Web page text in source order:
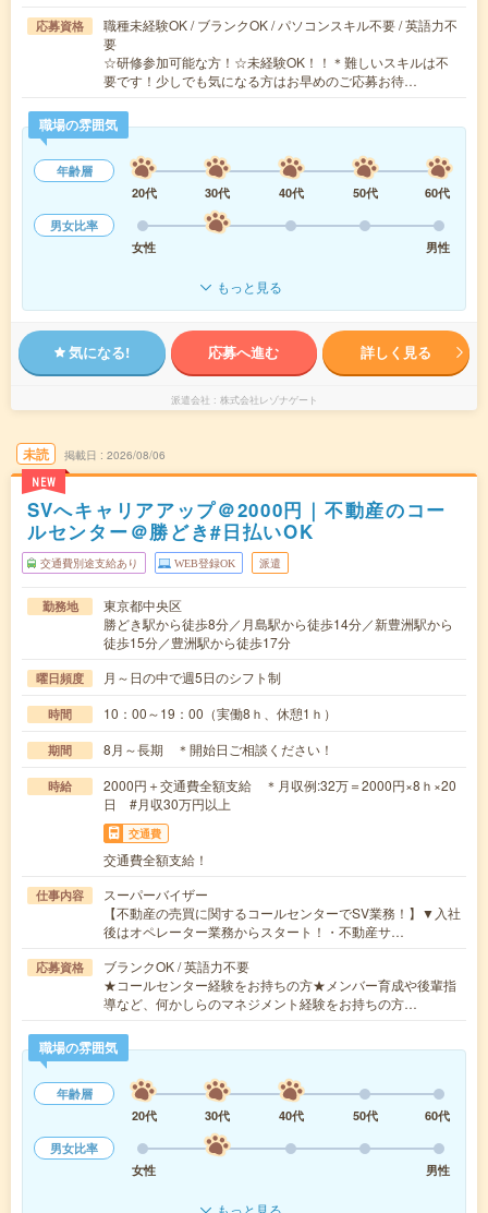
応募資格
職種未経験OK / ブランクOK / パソコンスキル不要 / 英語力不
要
☆研修参加可能な方！☆未経験OK！！＊難しいスキルは不
要です！少しでも気になる方はお早めのご応募お待…
職場の雰囲気
年齢層
20代
30代 40代 50代
60代
男女比率
女性
男性
もっと見る
気になる! 応募へ進む 詳しく見る
派遣会社 株式会社レゾナゲート
未読
NEW
掲載日 2026/08/06
SVへキャリアアップ＠2000円｜不動産のコー
ルセンター＠勝どき#日払いOK
交通費別途支給あり WEB登録OK 派遣
勤務地
東京都中央区
勝どき駅から徒歩8分／月島駅から徒歩14分／新豊洲駅から
徒歩15分／豊洲駅から徒歩17分
曜日頻度 月～日の中で週5日のシフト制
時間 10：00～19：00（実働8ｈ、休憩1ｈ）
期間 8月～長期 ＊開始日ご相談ください！
時給
2000円＋交通費全額支給 ＊月収例:32万＝2000円×8ｈ×20
日 #月収30万円以上
交通費
交通費全額支給！
仕事内容
スーパーバイザー
【不動産の売買に関するコールセンターでSV業務！】▼入社
後はオペレーター業務からスタート！・不動産サ…
応募資格
ブランクOK / 英語力不要
★コールセンター経験をお持ちの方★メンバー育成や後輩指
導など、何かしらのマネジメント経験をお持ちの方…
職場の雰囲気
年齢層
20代
30代 40代 50代
60代
男女比率
女性
男性
もっと見る